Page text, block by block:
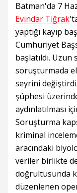
Batman'da 7
Evindar Tiğrak
yaptığı kayıp
Cumhuriyet
başlatıldı.
soruşturmada
seyrini
şüphesi
aydınlatılması
Soruşturma
kriminal
aracındaki
veriler birlikte
doğrultusunda
düzenlenen